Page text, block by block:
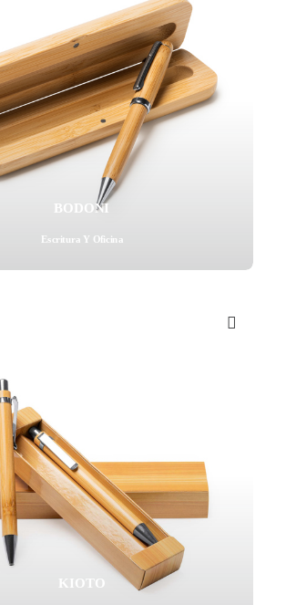
WhatsApp - 634 777 310
BODONI
Escritura Y Oficina
KIOTO